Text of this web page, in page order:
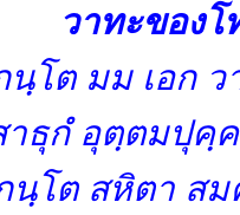
วาทะของ
โต มม เอก
าธุกํ อุตฺตมปุคฺ
นฺโต สหิตา ส